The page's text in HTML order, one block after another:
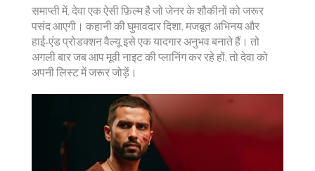
समाप्ती में, देवा एक ऐसी फ़िल्म है जो जेनर के शौकीनों को जरूर
पसंद आएगी। कहानी की घुमावदार दिशा, मजबूत अभिनय और
हाई‑एंड प्रोडक्शन वैल्यू इसे एक यादगार अनुभव बनाते हैं। तो
अगली बार जब आप मूवी नाइट की प्लानिंग कर रहे हों, तो देवा को
अपनी लिस्ट में जरूर जोड़ें।